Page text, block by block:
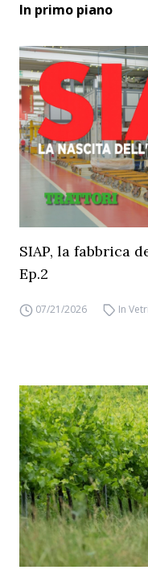
In primo piano
SIAP, la fabbrica
Ep.2
07/21/2026 In